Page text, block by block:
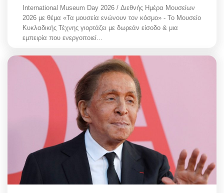
International Museum Day 2026 / Διεθνής Ημέρα Μουσείων
2026 με θέμα «Τα μουσεία ενώνουν τον κόσμο» - Το Μουσείο
Κυκλαδικής Τέχνης γιορτάζει με δωρεάν είσοδο & μια
εμπειρία που ενεργοποιεί...